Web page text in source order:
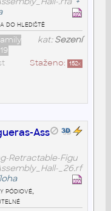
do hlediště
kat:Sezení
Staženo: 152x
Ass
Retractable-Figu
_26.rf
pódiové,